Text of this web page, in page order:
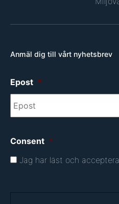
Anmäl dig till vårt nyhetsbrev
Epost *
Consent *
Jag har läst och